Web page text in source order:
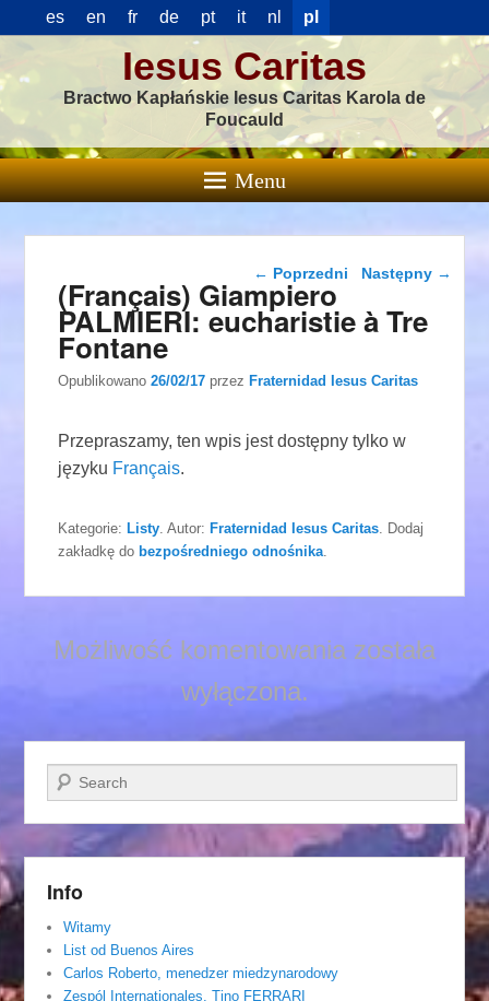
es en fr de pt it nl pl
Iesus Caritas
Bractwo Kapłańskie Iesus Caritas Karola de
Foucauld
Menu
Nawigacja wpisu
← Poprzedni Następny →
(Français) Giampiero
PALMIERI: eucharistie à Tre
Fontane
Opublikowano26/02/17 przezFraternidad Iesus Caritas
Przepraszamy, ten wpis jest dostępny tylko w
języku Français.
Kategorie:Listy . Autor:Fraternidad Iesus Caritas . Dodaj
zakładkę do bezpośredniego odnośnika
Możliwość komentowania została
wyłączona.
Szukaj
Info
Witamy
List od Buenos Aires
Carlos Roberto, menedzer miedzynarodowy
Zespól Internationales. Tino FERRARI